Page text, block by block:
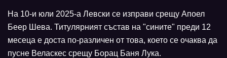
На 10-и юли 2025-а Левски се изправи срещу Апоел
Беер Шева. Титулярният състав на "сините" преди 12
месеца е доста по-различен от това, което се очаква да
пусне Веласкес срещу Борац Баня Лука.